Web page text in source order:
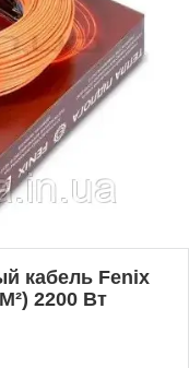
кабель Fenix
2200 Вт